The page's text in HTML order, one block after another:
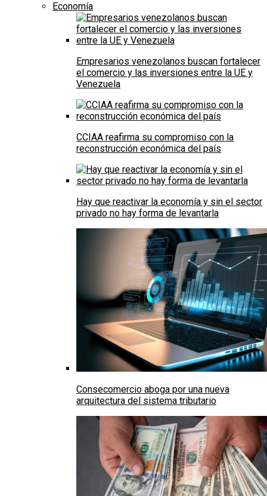
Economía
Empresarios venezolanos buscan fortalecer
el comercio y las inversiones entre la UE y
Venezuela
CCIAA reafirma su compromiso con la
reconstrucción económica del país
Hay que reactivar la economía y sin el sector
privado no hay forma de levantarla
Consecomercio aboga por una nueva
arquitectura del sistema tributario